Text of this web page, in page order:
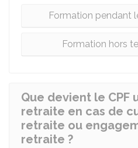
Formation pendant
Formation hors
Que devient le CPF
retraite en cas de
retraite ou
retraite ?